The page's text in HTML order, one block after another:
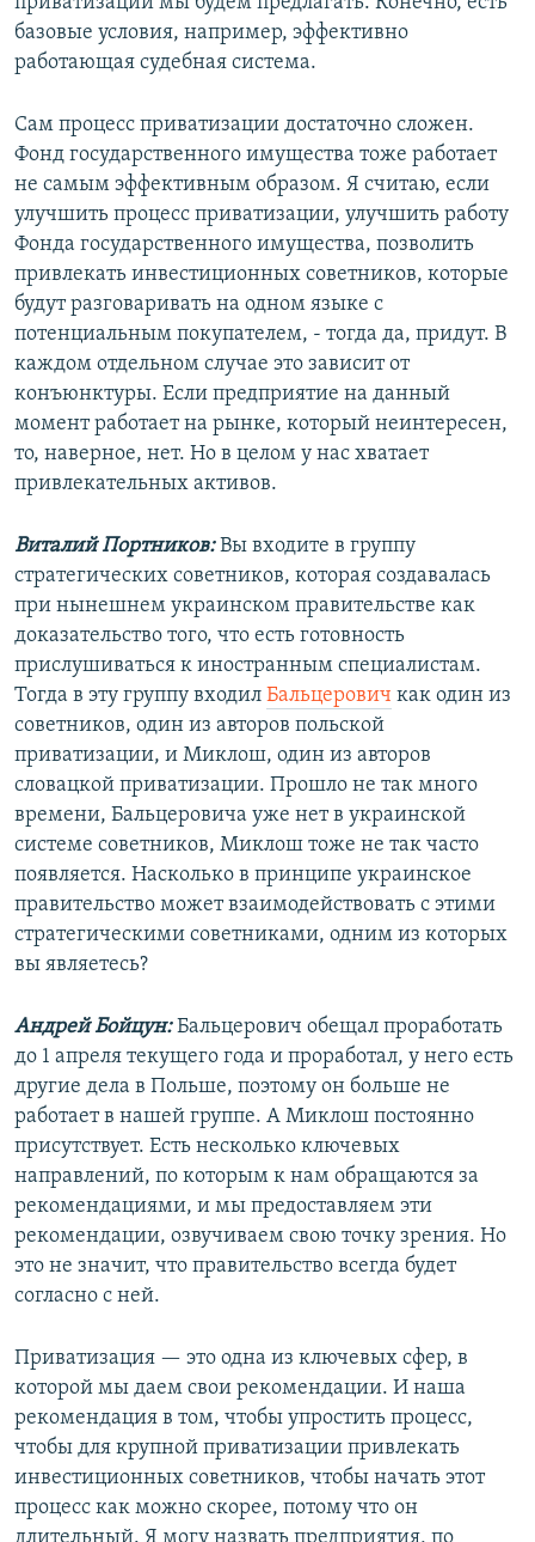
базовые условия, например, эффективно
работающая судебная система.
Сам процесс приватизации достаточно сложен.
Фонд государственного имущества тоже работает
не самым эффективным образом. Я считаю, если
улучшить процесс приватизации, улучшить работу
Фонда государственного имущества, позволить
привлекать инвестиционных советников, которые
будут разговаривать на одном языке с
потенциальным покупателем, - тогда да, придут. В
каждом отдельном случае это зависит от
конъюнктуры. Если предприятие на данный
момент работает на рынке, который неинтересен,
то, наверное, нет. Но в целом у нас хватает
привлекательных активов.
Виталий Портников:Вы входите в группу
стратегических советников, которая создавалась
при нынешнем украинском правительстве как
доказательство того, что есть готовность
прислушиваться к иностранным специалистам.
Тогда в эту группу входил Бальцерович как один из
советников, один из авторов польской
приватизации, и Миклош, один из авторов
словацкой приватизации. Прошло не так много
времени, Бальцеровича уже нет в украинской
системе советников, Миклош тоже не так часто
появляется. Насколько в принципе украинское
правительство может взаимодействовать с этими
стратегическими советниками, одним из которых
вы являетесь?
Андрей Бойцун:Бальцерович обещал проработать
до 1 апреля текущего года и проработал, у него есть
другие дела в Польше, поэтому он больше не
работает в нашей группе. А Миклош постоянно
присутствует. Есть несколько ключевых
направлений, по которым к нам обращаются за
рекомендациями, и мы предоставляем эти
рекомендации, озвучиваем свою точку зрения. Но
это не значит, что правительство всегда будет
согласно с ней.
Приватизация — это одна из ключевых сфер, в
которой мы даем свои рекомендации. И наша
рекомендация в том, чтобы упростить процесс,
чтобы для крупной приватизации привлекать
инвестиционных советников, чтобы начать этот
процесс как можно скорее, потому что он